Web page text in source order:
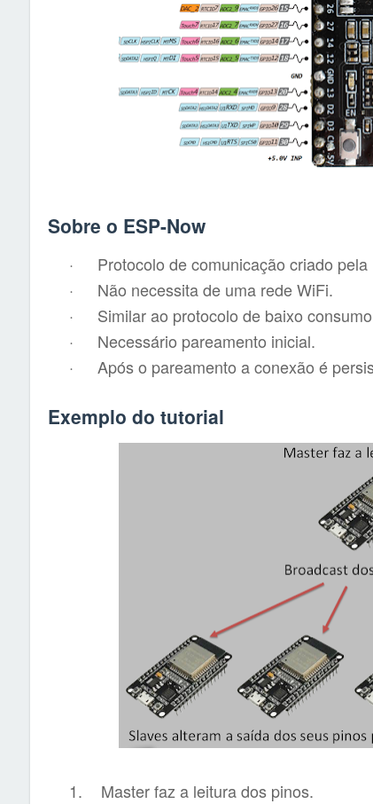
Sobre o ESP-Now
·
Protocolo de comunicação criado pela
·
Não necessita de uma rede WiFi.
·
Similar ao protocolo de baixo
·
Necessário pareamento inicial.
·
Após o pareamento a conexão é
Exemplo do tutorial
1.
Master faz a leitura dos pinos.